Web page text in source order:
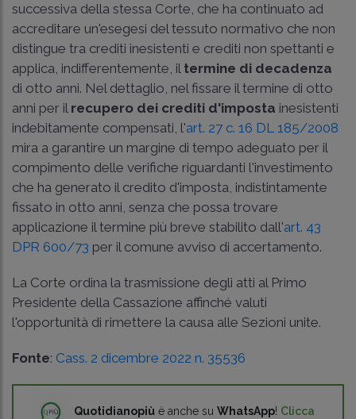
successiva della stessa Corte, che ha continuato ad
accreditare un'esegesi del tessuto normativo che non
distingue tra crediti inesistenti e crediti non spettanti e
applica, indifferentemente, il termine di decadenza
di otto anni. Nel dettaglio, nel fissare il termine di otto
anni per il recupero dei crediti d'imposta inesistenti
indebitamente compensati, l'art. 27 c. 16 DL 185/2008
mira a garantire un margine di tempo adeguato per il
compimento delle verifiche riguardanti l'investimento
che ha generato il credito d'imposta, indistintamente
fissato in otto anni, senza che possa trovare
applicazione il termine più breve stabilito dall'art. 43
DPR 600/73 per il comune avviso di accertamento.
La Corte ordina la trasmissione degli atti al Primo
Presidente della Cassazione affinché valuti
l'opportunità di rimettere la causa alle Sezioni unite.
Fonte: Cass. 2 dicembre 2022 n. 35536
Quotidianopiù è anche su WhatsApp! Clicca